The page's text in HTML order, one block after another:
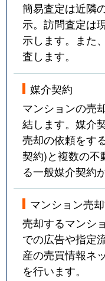
中青木
中青木
中青木
中青木
中青木
仲町
並木
並木
並木
並木
簡易査定は近隣
示。訪問査定は
示します。また
査します。
媒介契約
マンションの売
結します。媒介
売却の依頼をす
契約)と複数の不
る一般媒介契約
マンション売
売却するマンシ
での広告や指定
産の売買情報ネ
を行います。